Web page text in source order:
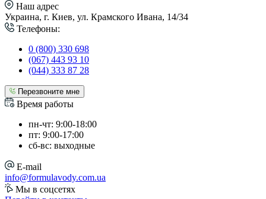
Наш адрес
Украина, г. Киев, ул. Крамского Ивана, 14/34
Телефоны:
0 (800) 330 698
(067) 443 93 10
(044) 333 87 28
Перезвоните мне
Время работы
пн-чт: 9:00-18:00
пт: 9:00-17:00
сб-вс: выходные
E-mail
info@formulavody.com.ua
Мы в соцсетях